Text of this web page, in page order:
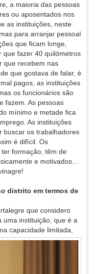
a maioria das pessoas
ou aposentados nos
as instituições, neste
para arranjar pessoal
que ficam longe,
que fazer 40 quilómetros
que recebem nas
que gostava de falar, é
pagos, as instituições
os funcionários são
fazem. As pessoas
mínimo e metade fica
As instituições
buscar os trabalhadores
é difícil. Os
formação, têm de
e motivados…
distrito em termos de
que considero
uma instituição, que é a
capacidade limitada,